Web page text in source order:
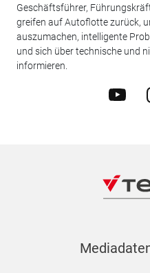
Geschäftsführer,
greifen auf Autoflotte zurück,
auszumachen, intelligente
und sich über technische und
informieren.